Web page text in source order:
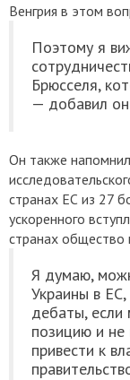
Венгрия в этом
Поэтому я
Брюсселя,
— добавил
Он также напомнил
странах ЕС из 27
ускоренного
странах общество
Я думаю,
Украины в
дебаты,
позицию и не
привести к